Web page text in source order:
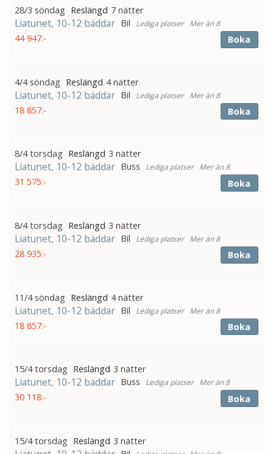
28/3 söndag 7 nätter
Liatunet, 10-12 bäddar Bil Mer än 8
44 947:- Boka
4/4 söndag 4 nätter
Liatunet, 10-12 bäddar Bil Mer än 8
18 857:- Boka
8/4 torsdag 3 nätter
Liatunet, 10-12 bäddar Buss Mer än 8
31 575:- Boka
8/4 torsdag 3 nätter
Liatunet, 10-12 bäddar Bil Mer än 8
28 935:- Boka
11/4 söndag 4 nätter
Liatunet, 10-12 bäddar Bil Mer än 8
18 857:- Boka
15/4 torsdag 3 nätter
Liatunet, 10-12 bäddar Buss Mer än 8
30 118:- Boka
15/4 torsdag 3 nätter